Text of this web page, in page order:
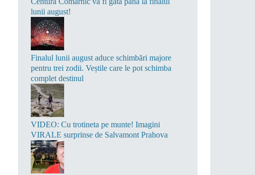
lunii august!
Finalul lunii august aduce schimbări majore
pentru trei zodii. Veștile care le pot schimba
complet destinul
VIDEO: Cu trotineta pe munte! Imagini
VIRALE surprinse de Salvamont Prahova